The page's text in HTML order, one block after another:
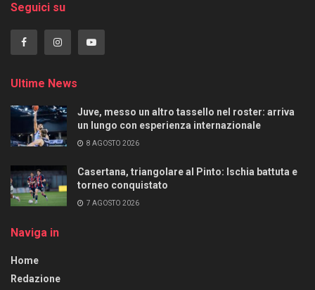
Seguici su
Ultime News
Juve, messo un altro tassello nel roster: arriva
un lungo con esperienza internazionale
8 AGOSTO 2026
Casertana, triangolare al Pinto: Ischia battuta e
torneo conquistato
7 AGOSTO 2026
Naviga in
Home
Redazione